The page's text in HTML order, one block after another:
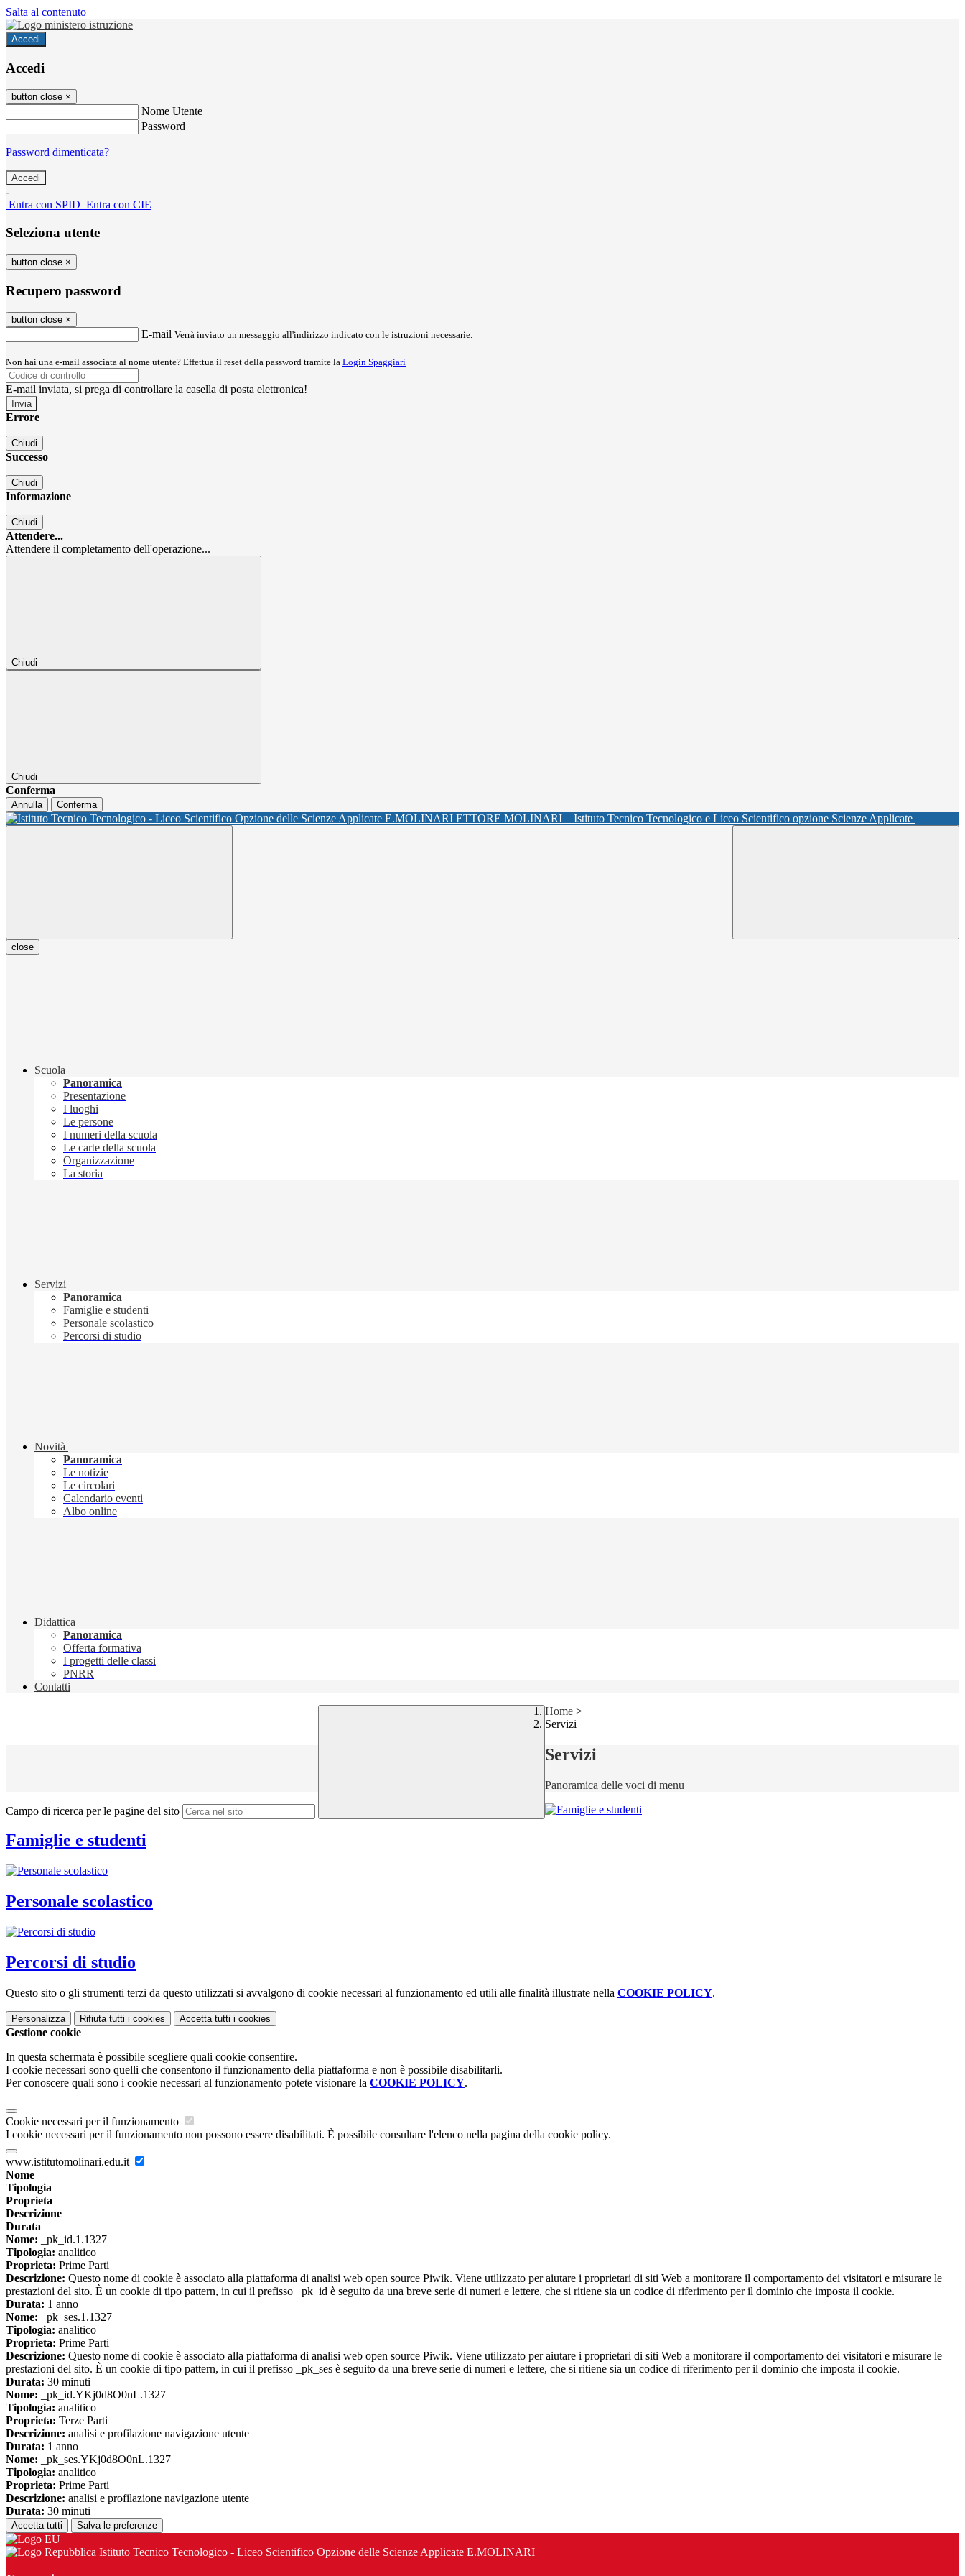
Salta al contenuto
Accedi
Accedi
button close ×
Nome Utente
Password
Password dimenticata?
-
Entra con SPID Entra con CIE
Seleziona utente
button close ×
Recupero password
button close ×
E-mail Verrà inviato un messaggio all'indirizzo indicato con le istruzioni necessarie.
Non hai una e-mail associata al nome utente? Effettua il reset della password tramite la Login Spaggiari
E-mail inviata, si prega di controllare la casella di posta elettronica!
Errore
Chiudi
Successo
Chiudi
Informazione
Chiudi
Attendere...
Attendere il completamento dell'operazione...
Chiudi
Chiudi
Conferma
Annulla Conferma
ETTORE MOLINARI Istituto Tecnico Tecnologico e Liceo Scientifico opzione Scienze Applicate
close
Scuola
Panoramica
Presentazione
I luoghi
Le persone
I numeri della scuola
Le carte della scuola
Organizzazione
La storia
Servizi
Panoramica
Famiglie e studenti
Personale scolastico
Percorsi di studio
Novità
Panoramica
Le notizie
Le circolari
Calendario eventi
Albo online
Didattica
Panoramica
Offerta formativa
I progetti delle classi
PNRR
Contatti
Campo di ricerca per le pagine del sito
Home >
Servizi
Servizi
Panoramica delle voci di menu
Famiglie e studenti
Personale scolastico
Percorsi di studio
Questo sito o gli strumenti terzi da questo utilizzati si avvalgono di cookie necessari al funzionamento ed utili alle finalità illustrate nella COOKIE POLICY.
Personalizza Rifiuta tutti i cookies Accetta tutti i cookies
Gestione cookie
In questa schermata è possibile scegliere quali cookie consentire.
I cookie necessari sono quelli che consentono il funzionamento della piattaforma e non è possibile disabilitarli.
Per conoscere quali sono i cookie necessari al funzionamento potete visionare la COOKIE POLICY.
Cookie necessari per il funzionamento
I cookie necessari per il funzionamento non possono essere disabilitati. È possibile consultare l'elenco nella pagina della cookie policy.
www.istitutomolinari.edu.it
Nome
Tipologia
Proprieta
Descrizione
Durata
Nome: _pk_id.1.1327
Tipologia: analitico
Proprieta: Prime Parti
Descrizione: Questo nome di cookie è associato alla piattaforma di analisi web open source Piwik. Viene utilizzato per aiutare i proprietari di siti Web a monitorare il comportamento dei visitatori e misurare le
prestazioni del sito. È un cookie di tipo pattern, in cui il prefisso _pk_id è seguito da una breve serie di numeri e lettere, che si ritiene sia un codice di riferimento per il dominio che imposta il cookie.
Durata: 1 anno
Nome: _pk_ses.1.1327
Tipologia: analitico
Proprieta: Prime Parti
Descrizione: Questo nome di cookie è associato alla piattaforma di analisi web open source Piwik. Viene utilizzato per aiutare i proprietari di siti Web a monitorare il comportamento dei visitatori e misurare le
prestazioni del sito. È un cookie di tipo pattern, in cui il prefisso _pk_ses è seguito da una breve serie di numeri e lettere, che si ritiene sia un codice di riferimento per il dominio che imposta il cookie.
Durata: 30 minuti
Nome: _pk_id.YKj0d8O0nL.1327
Tipologia: analitico
Proprieta: Terze Parti
Descrizione: analisi e profilazione navigazione utente
Durata: 1 anno
Nome: _pk_ses.YKj0d8O0nL.1327
Tipologia: analitico
Proprieta: Prime Parti
Descrizione: analisi e profilazione navigazione utente
Durata: 30 minuti
Accetta tutti Salva le preferenze
Istituto Tecnico Tecnologico - Liceo Scientifico Opzione delle Scienze Applicate E.MOLINARI